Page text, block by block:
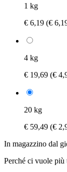
1 kg
€ 6,19 (€
4 kg
€ 19,69 (€
20 kg
€ 59,49 (€
In magazzino dal
Perché ci vuole più